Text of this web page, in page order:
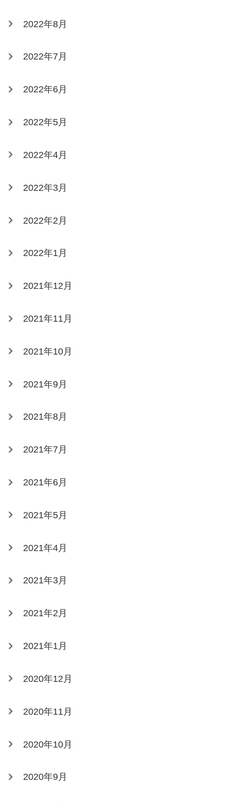
2022年8月
2022年7月
2022年6月
2022年5月
2022年4月
2022年3月
2022年2月
2022年1月
2021年12月
2021年11月
2021年10月
2021年9月
2021年8月
2021年7月
2021年6月
2021年5月
2021年4月
2021年3月
2021年2月
2021年1月
2020年12月
2020年11月
2020年10月
2020年9月